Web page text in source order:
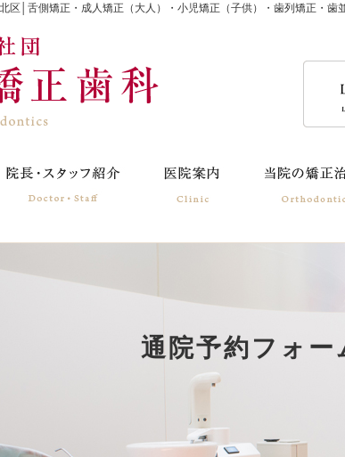
区│舌側矯正・成人矯正（大人）・小児矯正（子供）・歯列矯正・歯
通院予約フォー